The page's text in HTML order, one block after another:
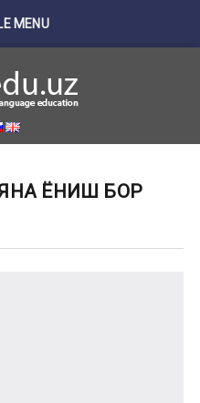
MENU
ЁНИШ БОР